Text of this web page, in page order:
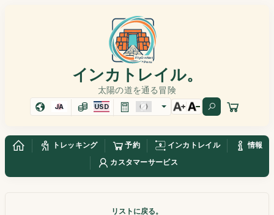
インカトレイル。
太陽の道を通る冒険
JA USD
トレッキング 予約 インカトレイル
情報
カスタマーサービス
リストに戻る。